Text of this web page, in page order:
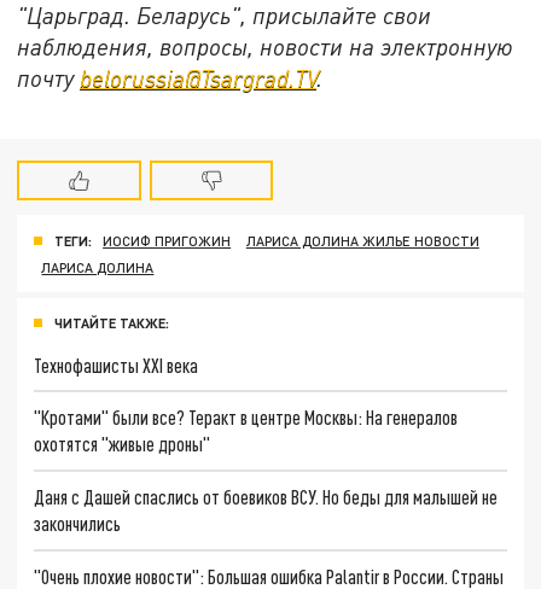
"Царьград. Беларусь", присылайте свои
наблюдения, вопросы, новости на электронную
почту belorussia@Tsargrad.TV.
ТЕГИ: ИОСИФ ПРИГОЖИН
ЛАРИСА ДОЛИНА ЖИЛЬЕ НОВОСТИ
ЛАРИСА ДОЛИНА
ЧИТАЙТЕ ТАКЖЕ:
Технофашисты XXI века
"Кротами" были все? Теракт в центре Москвы: На генералов
охотятся "живые дроны"
Даня с Дашей спаслись от боевиков ВСУ. Но беды для малышей не
закончились
"Очень плохие новости": Большая ошибка Palantir в России. Страны